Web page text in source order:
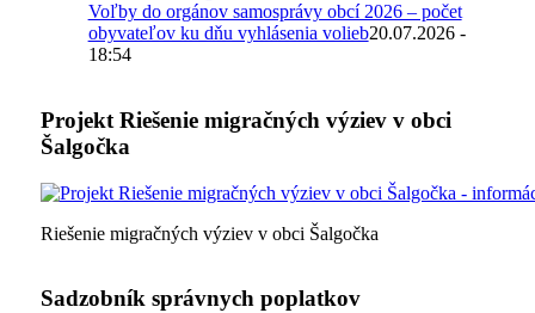
Voľby do orgánov samosprávy obcí 2026 – počet
obyvateľov ku dňu vyhlásenia volieb20.07.2026 -
18:54
Projekt Riešenie migračných výziev v obci
Šalgočka
Riešenie migračných výziev v obci Šalgočka
Sadzobník správnych poplatkov